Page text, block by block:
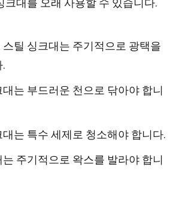
크대를 오래 사용할 수 있습니다.
틸 싱크대는 주기적으로 광택을
대는 부드러운 천으로 닦아야 합니
는 특수 세제로 청소해야 합니다.
주기적으로 왁스를 발라야 합니